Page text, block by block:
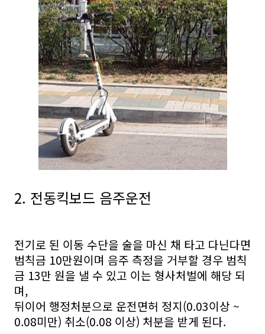
2. 전동킥보드 음주운전
전기로 된 이동 수단을 술을 마신 채 타고 다닌다면
범칙금 10만원이며 음주 측정을 거부할 경우 범칙
금 13만 원​을 낼 수 있고 이는 형사처벌에 해당 되
며,
뒤이어 행정처분으로 운전면허 정지(0.03이상 ~
0.08미만) 취소(0.08 이상) 처분을 받게 된다.